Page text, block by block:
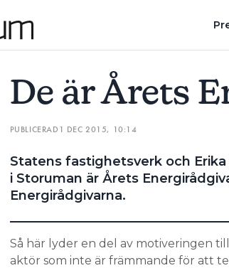
De är Årets
PUBLICERAD 1 DEC 2015, 10:14
Statens fastighetsverk och
i Storuman är Årets
Energirådgivarna.
Så här lyder en del av motiveringen
aktör som inte är främmande för att
”DET HAR BLIVIT ETT MANTRA